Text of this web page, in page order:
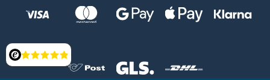
Bewertung